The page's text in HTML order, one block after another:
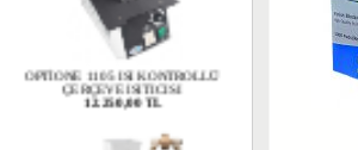
OPTİONE 1105 ISI KONTROLLÜ
ÇERÇEVE ISITICISI
12.250,00 TL